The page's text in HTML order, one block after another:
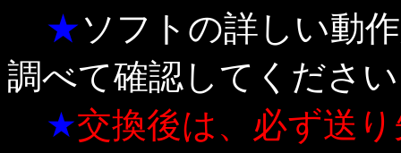
★ソフトの詳しい動
調べて確認してくださ
★交換後は、必ず送